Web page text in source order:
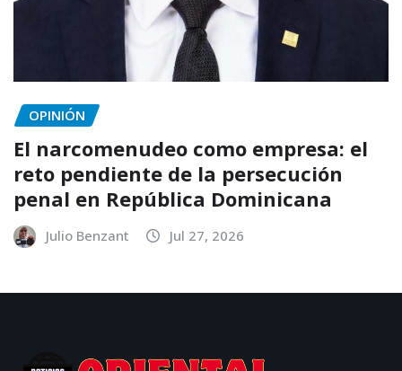
OPINIÓN
El narcomenudeo como empresa: el
reto pendiente de la persecución
penal en República Dominicana
Julio Benzant Jul 27, 2026